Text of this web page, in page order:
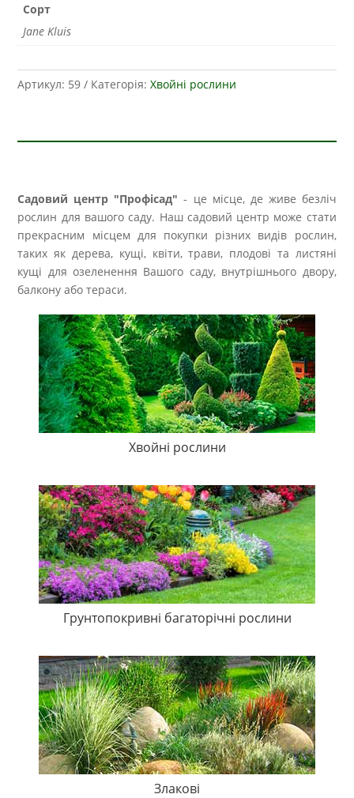
Сорт
Jane Kluis
Артикул: 59 Категорія: Хвойні рослини
Садовий центр "Профісад" - це місце, де живе безліч
рослин для вашого саду. Наш садовий центр може стати
прекрасним місцем для покупки різних видів рослин,
таких як дерева, кущі, квіти, трави, плодові та листяні
кущі для озеленення Вашого саду, внутрішнього двору,
балкону або тераси.
Хвойні рослини
Грунтопокривні багаторічні рослини
Злакові